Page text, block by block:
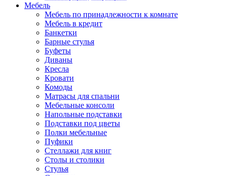
Мебель
Мебель по принадлежности к комнате
Мебель в кредит
Банкетки
Барные стулья
Буфеты
Диваны
Кресла
Кровати
Комоды
Матрасы для спальни
Мебельные консоли
Напольные подставки
Подставки под цветы
Полки мебельные
Пуфики
Стеллажи для книг
Столы и столики
Стулья